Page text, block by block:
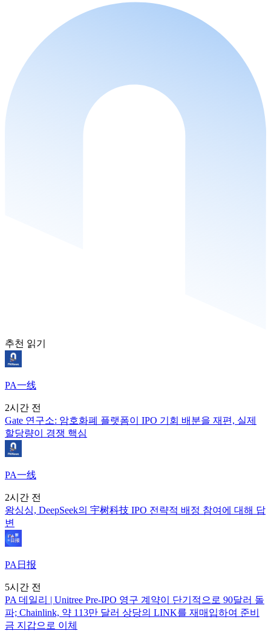
추천 읽기
PA一线
2시간 전
Gate 연구소: 암호화폐 플랫폼이 IPO 기회 배분을 재편, 실제
할당량이 경쟁 핵심
PA一线
2시간 전
왕싱싱, DeepSeek의 宇树科技 IPO 전략적 배정 참여에 대해 답
변
PA日报
5시간 전
PA 데일리 | Unitree Pre-IPO 영구 계약이 단기적으로 90달러 돌
파; Chainlink, 약 113만 달러 상당의 LINK를 재매입하여 준비
금 지갑으로 이체